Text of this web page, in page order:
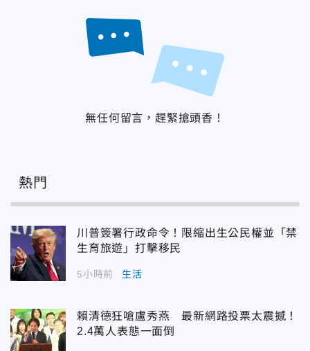
無任何留言，趕緊搶頭香！
熱門
川普簽署行政命令！限縮出生公民權並「禁
生育旅遊」打擊移民
5小時前 生活
賴清德狂嗆盧秀燕 最新網路投票太震撼！
2.4萬人表態一面倒